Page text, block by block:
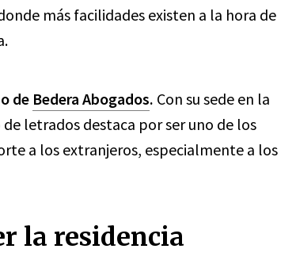
más facilidades existen a la hora de
de Bedera Abogados. Con su sede en la
letrados destaca por ser uno de los
a los extranjeros, especialmente a los
la residencia